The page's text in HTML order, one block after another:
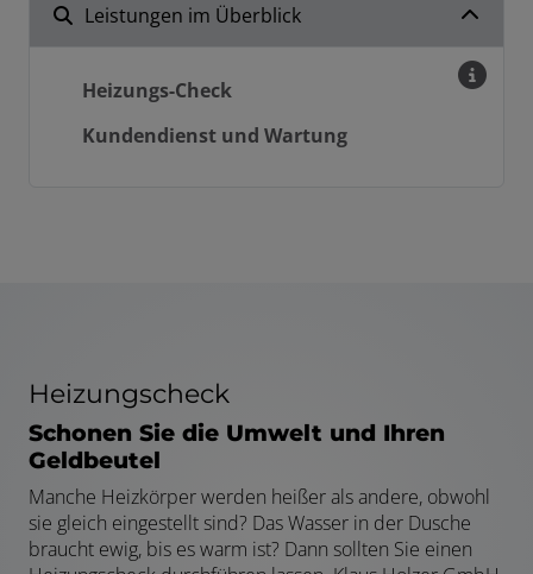
Leistungen im Überblick
Heizungs-Check
Kundendienst und Wartung
Heizungscheck
Schonen Sie die Umwelt und Ihren
Geldbeutel
Manche Heizkörper werden heißer als andere, obwohl
sie gleich eingestellt sind? Das Wasser in der Dusche
braucht ewig, bis es warm ist? Dann sollten Sie einen